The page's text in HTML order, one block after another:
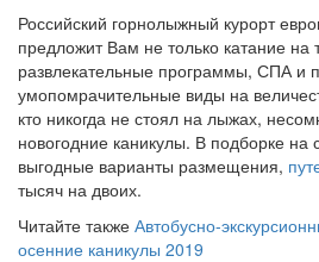
Российский горнолыжный курорт
предложит Вам не только катание на
развлекательные программы, СПА и
умопомрачительные виды на
кто никогда не стоял на лыжах,
новогодние каникулы. В подборке на
выгодные варианты размещения,
тысяч на двоих.
Читайте также Автобусно-
осенние каникулы 2019